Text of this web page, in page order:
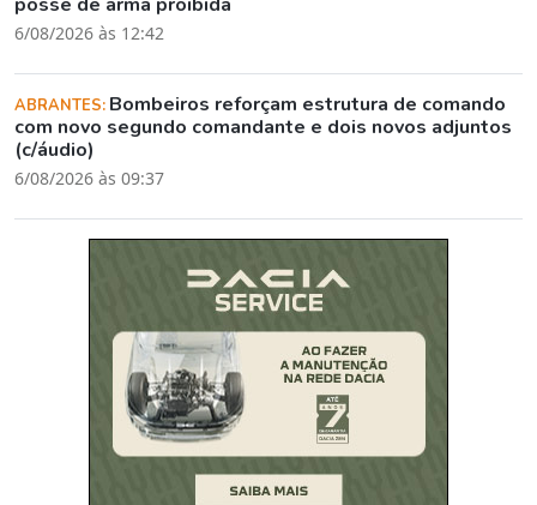
6/08/2026 às 12:42
ABRANTES: Bombeiros reforçam estrutura de comando
com novo segundo comandante e dois novos adjuntos
(c/áudio)
6/08/2026 às 09:37